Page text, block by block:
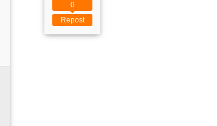
Repost
0